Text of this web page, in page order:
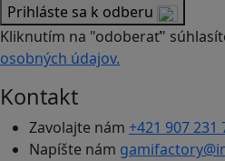
Prihláste sa k odberu
Kliknutím na "odoberať"
osobných údajov.
Kontakt
Zavolajte nám +421 907 231
Napíšte nám